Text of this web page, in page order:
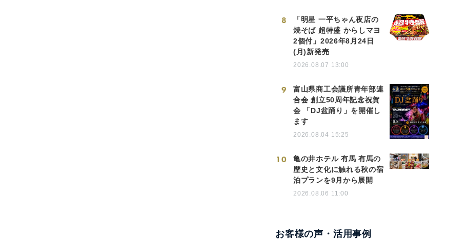
8
「明星 一平ちゃん夜店の
焼そば 超特盛 からしマヨ
2個付」2026年8月24日
(月)新発売
2026.08.07 13:00
9
富山県商工会議所青年部連
合会 創立50周年記念祝賀
会 「DJ盆踊り」を開催し
ます
2026.08.04 15:25
10
亀の井ホテル 有馬 有馬の
歴史と文化に触れる秋の宿
泊プランを9月から展開
2026.08.06 11:00
お客様の声・活用事例